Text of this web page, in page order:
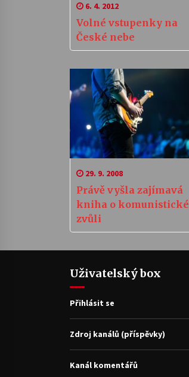
6. 4. 2012
Volné vstupenky na
České nebe
29. 9. 2008
Právě vyšla zajímavá
kniha o komunistické
zvůli
Uživatelský box
Přihlásit se
Zdroj kanálů (příspěvky)
Kanál komentářů